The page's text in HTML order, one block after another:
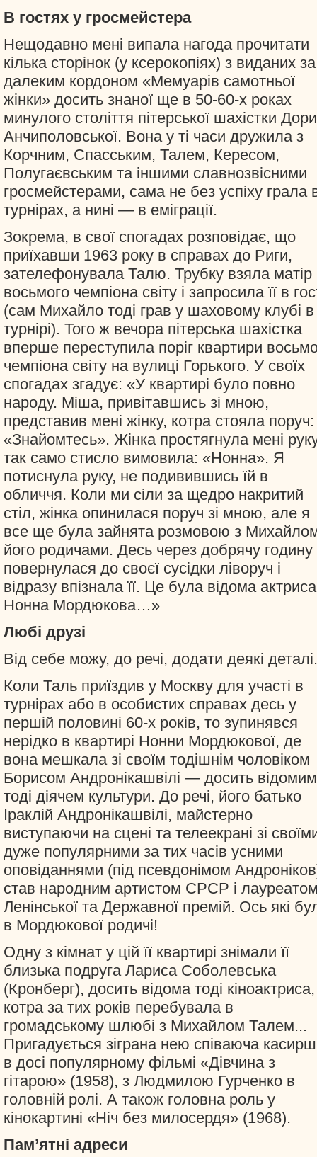
В гостях у гросмейстера
Нещодавно мені випала нагода прочитати
кілька сторінок (у ксерокопіях) з виданих за
далеким кордоном «Мемуарів самотньої
жінки» досить знаної ще в 50-60-х роках
минулого століття пітерської шахістки Дори
Анчиполовської. Вона у ті часи дружила з
Корчним, Спасським, Талем, Кересом,
Полугаєвським та іншими славнозвісними
гросмейстерами, сама не без успіху грала
турнірах, а нині — в еміграції.
Зокрема, в свої спогадах розповідає, що
приїхавши 1963 року в справах до Риги,
зателефонувала Талю. Трубку взяла матір
восьмого чемпіона світу і запросила її в
(сам Михайло тоді грав у шаховому клубі в
турнірі). Того ж вечора пітерська шахістка
вперше переступила поріг квартири
чемпіона світу на вулиці Горького. У своїх
спогадах згадує: «У квартирі було повно
народу. Міша, привітавшись зі мною,
представив мені жінку, котра стояла поруч:
«Знайомтесь». Жінка простягнула мені
так само стисло вимовила: «Нонна». Я
потиснула руку, не подивившись їй в
обличчя. Коли ми сіли за щедро накритий
стіл, жінка опинилася поруч зі мною, але я
все ще була зайнята розмовою з
його родичами. Десь через добрячу годину
повернулася до своєї сусідки ліворуч і
відразу впізнала її. Це була відома актриса
Нонна Мордюкова…»
Любі друзі
Від себе можу, до речі, додати деякі деталі.
Коли Таль приїздив у Москву для участі в
турнірах або в особистих справах десь у
першій половині 60-х років, то зупинявся
нерідко в квартирі Нонни Мордюкової, де
вона мешкала зі своїм тодішнім чоловіком
Борисом Андронікашвілі — досить відомим
тоді діячем культури. До речі, його батько
Іраклій Андронікашвілі, майстерно
виступаючи на сцені та телеекрані зі
дуже популярними за тих часів усними
оповіданнями (під псевдонімом
став народним артистом СРСР і
Ленінської та Державної премій. Ось які
в Мордюкової родичі!
Одну з кімнат у цій її квартирі знімали її
близька подруга Лариса Соболевська
(Кронберг), досить відома тоді кіноактриса,
котра за тих років перебувала в
громадському шлюбі з Михайлом Талем...
Пригадується зіграна нею співаюча
в досі популярному фільмі «Дівчина з
гітарою» (1958), з Людмилою Гурченко в
головній ролі. А також головна роль у
кінокартині «Ніч без милосердя» (1968).
Пам’ятні адреси